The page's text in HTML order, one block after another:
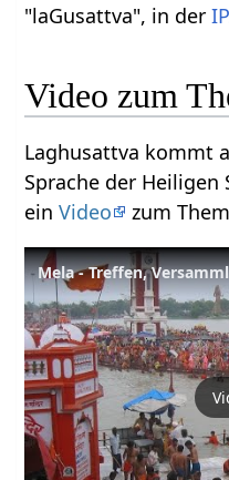
"laGusattva", in der
Video zum
Laghusattva kommt
Sprache der
einVideo zum
Mela - Treffen,